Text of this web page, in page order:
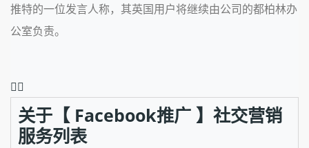
推特的一位发言人称，其英国用户将继续由公司的都柏林办
公室负责。
❤️‍🔥
关于【 Facebook推广 】社交营销
服务列表